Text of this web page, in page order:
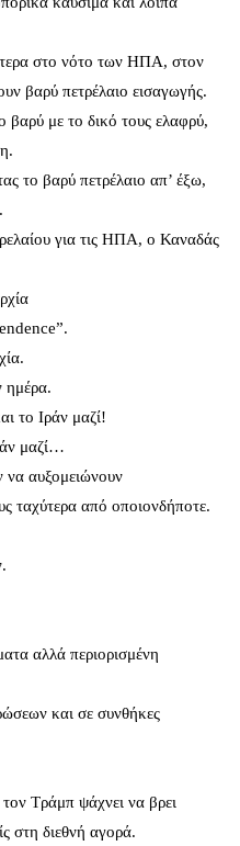
στο νότο των ΗΠΑ, στον
βαρύ πετρέλαιο εισαγωγής.
βαρύ με το δικό τους ελαφρύ,
το βαρύ πετρέλαιο απ’ έξω,
για τις ΗΠΑ, ο Καναδάς
ημέρα.
το Ιράν μαζί!
μαζί…
να αυξομειώνουν
ταχύτερα από οποιονδήποτε.
αλλά περιορισμένη
και σε συνθήκες
Τράμπ ψάχνει να βρει
στη διεθνή αγορά.